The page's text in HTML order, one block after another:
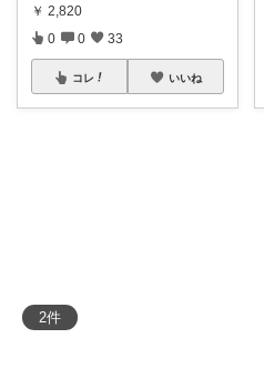
2件
￥ 2,820
0 0 33
コレ いいね